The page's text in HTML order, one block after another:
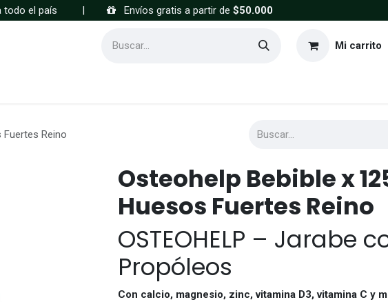
el país | Envíos gratis a partir de $50.000
Mi carrito
Reino
Osteohelp Bebible x
Huesos Fuertes Reino
OSTEOHELP – Jarabe
Propóleos
Con calcio, magnesio, zinc, vitamina D3, vitamina C y